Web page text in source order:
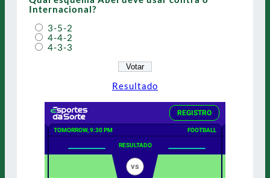
Internacional?
3-5-2
4-4-2
4-3-3
Resultado